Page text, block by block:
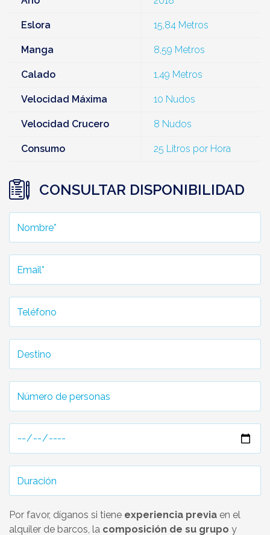
Eslora 15,84 Metros
Manga 8,59 Metros
Calado 1,49 Metros
Velocidad Máxima 10 Nudos
Velocidad Crucero 8 Nudos
Consumo 25 Litros por Hora
CONSULTAR DISPONIBILIDAD
Por favor, díganos si tiene experiencia previa en el
alquiler de barcos, la composición de su grupo y